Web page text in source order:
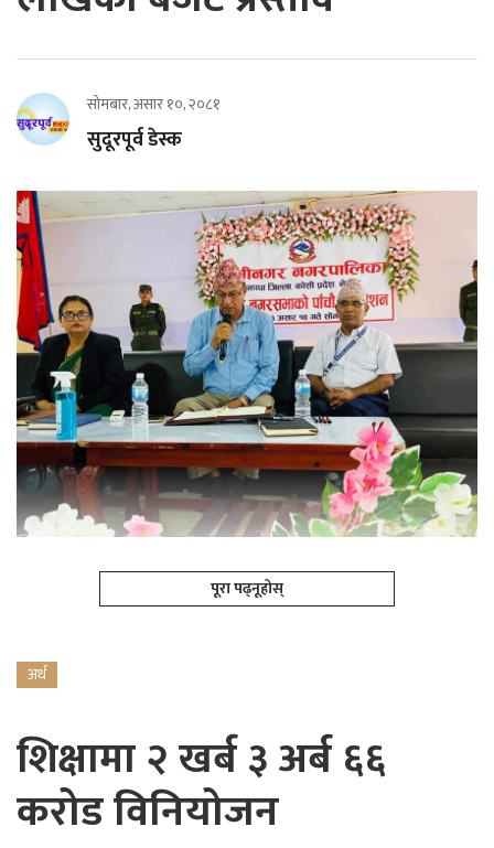
सोमबार, असार १०, २०८१
सुदूरपूर्व डेस्क
पूरा पढ्नूहोस्
अर्थ
शिक्षामा २ खर्ब ३ अर्ब ६६
करोड विनियोजन